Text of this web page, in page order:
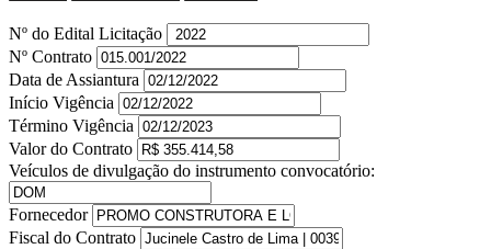
Nº do Edital Licitação
Nº Contrato
Data de Assiantura
Início Vigência
Término Vigência
Valor do Contrato
Veículos de divulgação do instrumento convocatório:
Fornecedor
Fiscal do Contrato